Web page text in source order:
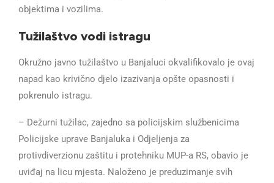
objektima i vozilima.
Tužilaštvo vodi istragu
Okružno javno tužilaštvo u Banjaluci okvalifikovalo je ovaj
napad kao krivično djelo izazivanja opšte opasnosti i
pokrenulo istragu.
– Dežurni tužilac, zajedno sa policijskim službenicima
Policijske uprave Banjaluka i Odjeljenja za
protivdiverzionu zaštitu i protehniku MUP-a RS, obavio je
uviđaj na licu mjesta. Naloženo je preduzimanje svih